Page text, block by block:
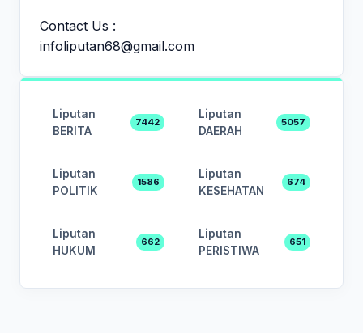
Contact Us :
infoliputan68@gmail.com
Liputan
BERITA
7442
Liputan
DAERAH
5057
Liputan
POLITIK
1586
Liputan
KESEHATAN
674
Liputan
HUKUM
662
Liputan
PERISTIWA
651